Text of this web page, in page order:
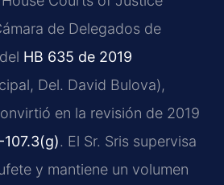
de Delegados de
HB 635 de 2019
Del. David Bulova),
en la revisión de 2019
. El Sr. Sris supervisa
y mantiene un volumen